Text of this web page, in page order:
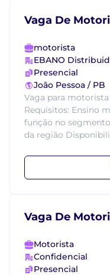
Vaga De
motorista
EBANO
Presencial
João Pessoa / PB
Vaga para motorista
Requisitos: Ensino
função no
da região
Vaga De
Motorista
Confidencial
Presencial